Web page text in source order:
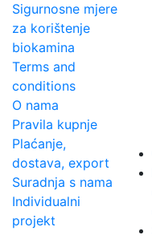
Sigurnosne mjere
za korištenje
biokamina
Terms and
conditions
O nama
Pravila kupnje
Plaćanje,
dostava, export
Suradnja s nama
Individualni
projekt